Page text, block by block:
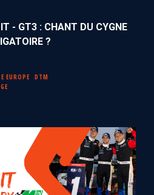
- GT3 : CHANT DU CYGNE
?
EUROPE
DTM